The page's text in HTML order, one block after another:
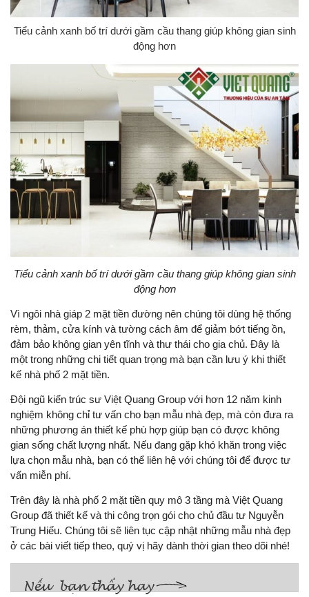
Tiểu cảnh xanh bố trí dưới gầm cầu thang giúp không gian sinh
động hơn
Tiểu cảnh xanh bố trí dưới gầm cầu thang giúp không gian sinh
động hơn
Vì ngôi nhà giáp 2 mặt tiền đường nên chúng tôi dùng hệ thống
rèm, thảm, cửa kính và tường cách âm để giảm bớt tiếng ồn,
đảm bảo không gian yên tĩnh và thư thái cho gia chủ. Đây là
một trong những chi tiết quan trọng mà bạn cần lưu ý khi thiết
kế nhà phố 2 mặt tiền.
Đội ngũ kiến trúc sư Việt Quang Group với hơn 12 năm kinh
nghiệm không chỉ tư vấn cho bạn mẫu nhà đẹp, mà còn đưa ra
những phương án thiết kế phù hợp giúp bạn có được không
gian sống chất lượng nhất. Nếu đang gặp khó khăn trong việc
lựa chọn mẫu nhà, bạn có thể liên hệ với chúng tôi để được tư
vấn miễn phí.
Trên đây là nhà phố 2 mặt tiền quy mô 3 tầng mà Việt Quang
Group đã thiết kế và thi công trọn gói cho chủ đầu tư Nguyễn
Trung Hiếu. Chúng tôi sẽ liên tục cập nhật những mẫu nhà đẹp
ở các bài viết tiếp theo, quý vị hãy dành thời gian theo dõi nhé!